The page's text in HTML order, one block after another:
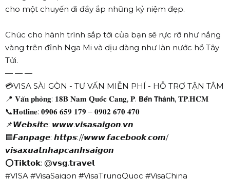
cho một chuyến đi đầy ắp những kỷ niệm đẹp.
Chúc cho hành trình sắp tới của bạn sẽ rực rỡ như nắng
vàng trên đỉnh Nga Mi và dịu dàng như làn nước hồ Tây
Tửi.
— — —
💳VISA SÀI GÒN - TƯ VẤN MIỄN PHÍ - HỖ TRỢ TẬN TÂM
📍 𝐕𝐚̆𝐧 𝐩𝐡𝐨̀𝐧𝐠: 𝟏𝟖𝐁 𝐍𝐚𝐦 𝐐𝐮𝐨̂́𝐜 𝐂𝐚𝐧𝐠, 𝐏. 𝗕𝗲̂́𝗻 𝗧𝗵𝗮̀𝗻𝗵, 𝐓𝐏.𝐇𝐂𝐌
📞𝐇𝐨𝐭𝐥𝐢𝐧𝐞: 𝟎𝟗𝟎𝟔 𝟔𝟓𝟗 𝟏𝟕𝟗 – 𝟎𝟗𝟎𝟐 𝟔𝟕𝟎 𝟒𝟕𝟎
📌𝙒𝙚𝙗𝙨𝙞𝙩𝙚: 𝙬𝙬𝙬.𝙫𝙞𝙨𝙖𝙨𝙖𝙞𝙜𝙤𝙣.𝙫𝙣
🟦𝙁𝙖𝙣𝙥𝙖𝙜𝙚: 𝙝𝙩𝙩𝙥𝙨://𝙬𝙬𝙬.𝙛𝙖𝙘𝙚𝙗𝙤𝙤𝙠.𝙘𝙤𝙢/
𝙫𝙞𝙨𝙖𝙭𝙪𝙖𝙩𝙣𝙝𝙖𝙥𝙘𝙖𝙣𝙝𝙨𝙖𝙞𝙜𝙤𝙣
⭕𝗧𝗶𝗸𝘁𝗼𝗸: @𝘃𝘀𝗴.𝘁𝗿𝗮𝘃𝗲𝗹
#VISA #VisaSaigon #VisaTrungQuoc #VisaChina